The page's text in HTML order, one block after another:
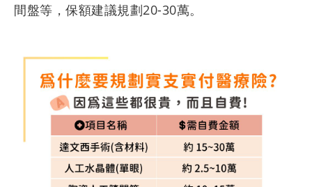
間盤等，保額建議規劃20-30萬。